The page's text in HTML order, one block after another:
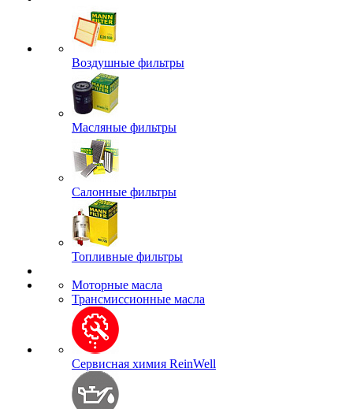
Воздушные фильтры
Масляные фильтры
Салонные фильтры
Топливные фильтры
Моторные масла
Трансмиссионные масла
Сервисная химия ReinWell